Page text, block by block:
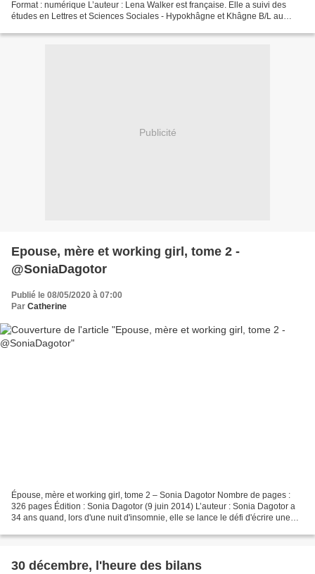
Format : numérique L’auteur : Lena Walker est française. Elle a suivi des
études en Lettres et Sciences Sociales - Hypokhâgne et Khâgne B/L au
Publicité
Epouse, mère et working girl, tome 2 -
@SoniaDagotor
Publié le 08/05/2020 à 07:00
Par Catherine
Épouse, mère et working girl, tome 2 – Sonia Dagotor Nombre de pages :
326 pages Édition : Sonia Dagotor (9 juin 2014) L’auteur : Sonia Dagotor a
34 ans quand, lors d'une nuit d'insomnie, elle se lance le défi d'écrire une
30 décembre, l'heure des bilans